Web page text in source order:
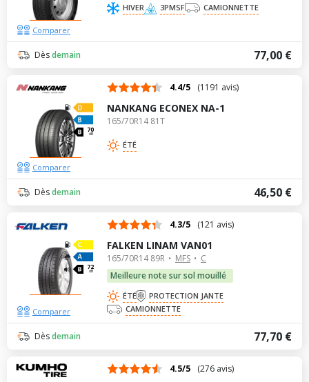
HIVER 3PMSF CAMIONNETTE
77,00 €
Dèsdemain
Comparer
70
dB
4.4/5 (1191 avis)
NANKANG ECONEX NA-1
165/70R14 81T
ÉTÉ
46,50 €
Dèsdemain
Comparer
72
dB
4.3/5 (121 avis)
FALKEN LINAM VAN01
165/70R14 89R MFS
C
Meilleure note sur sol mouillé
ÉTÉ
PROTECTION JANTE
CAMIONNETTE
77,70 €
Dèsdemain
Comparer
4.5/5 (276 avis)